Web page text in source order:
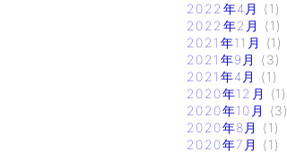
2022年4月
(1)
2022年2月
(1)
2021年11月
(1)
2021年9月
(3)
2021年4月
(1)
2020年12月
(1)
2020年10月
(3)
2020年8月
(1)
2020年7月
(1)